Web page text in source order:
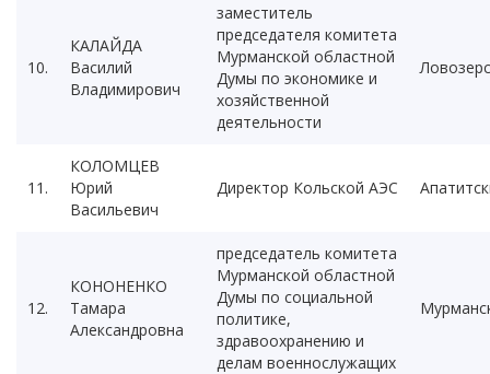
10.
КАЛАЙДА
Василий
Владимирович
заместитель
председателя комитета
Мурманской областной
Думы по экономике и
хозяйственной
деятельности
11.
КОЛОМЦЕВ
Юрий
Васильевич
Директор Кольской АЭС
12.
КОНОНЕНКО
Тамара
Александровна
председатель комитета
Мурманской областной
Думы по социальной
политике,
здравоохранению и
делам военнослужащих